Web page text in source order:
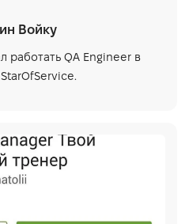
Войку
работать QA Engineer в